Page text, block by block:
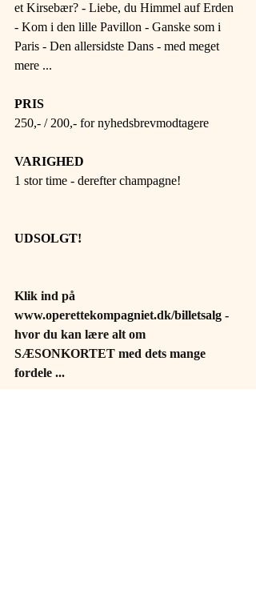
et Kirsebær? - Liebe, du Himmel auf Erden
- Kom i den lille Pavillon - Ganske som i
Paris - Den allersidste Dans - med meget
mere ...
PRIS
250,- / 200,- for nyhedsbrevmodtagere
VARIGHED
1 stor time - derefter champagne!
UDSOLGT!
Klik ind på
www.operettekompagniet.dk/billetsalg -
hvor du kan lære alt om
SÆSONKORTET med dets mange
fordele ...